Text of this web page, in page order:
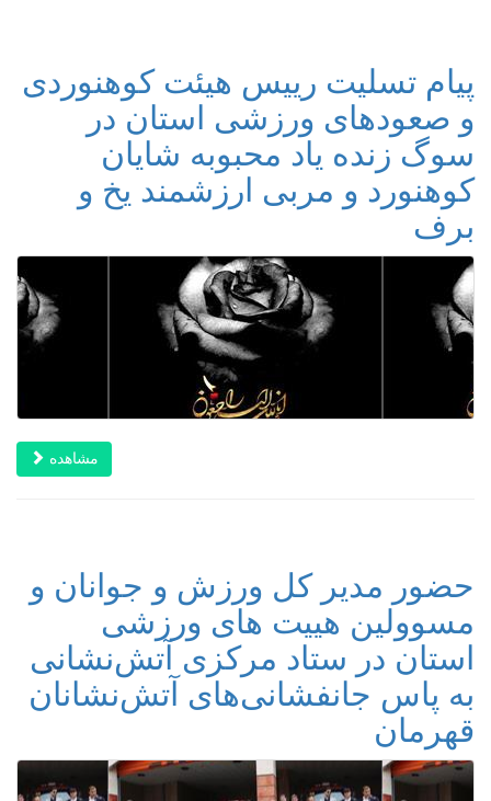
پیام تسلیت رییس هیئت کوهنوردی
و صعودهای ورزشی استان در
سوگ زنده یاد محبوبه شایان
کوهنورد و مربی ارزشمند یخ و
برف
مشاهده
حضور مدیر کل ورزش و جوانان و
مسوولین هییت های ورزشی
استان در ستاد مرکزی آتش‌نشانی
به پاس جانفشانی‌های آتش‌نشانان
قهرمان